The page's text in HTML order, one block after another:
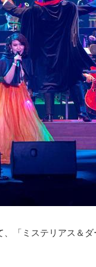
「ミステリアス＆